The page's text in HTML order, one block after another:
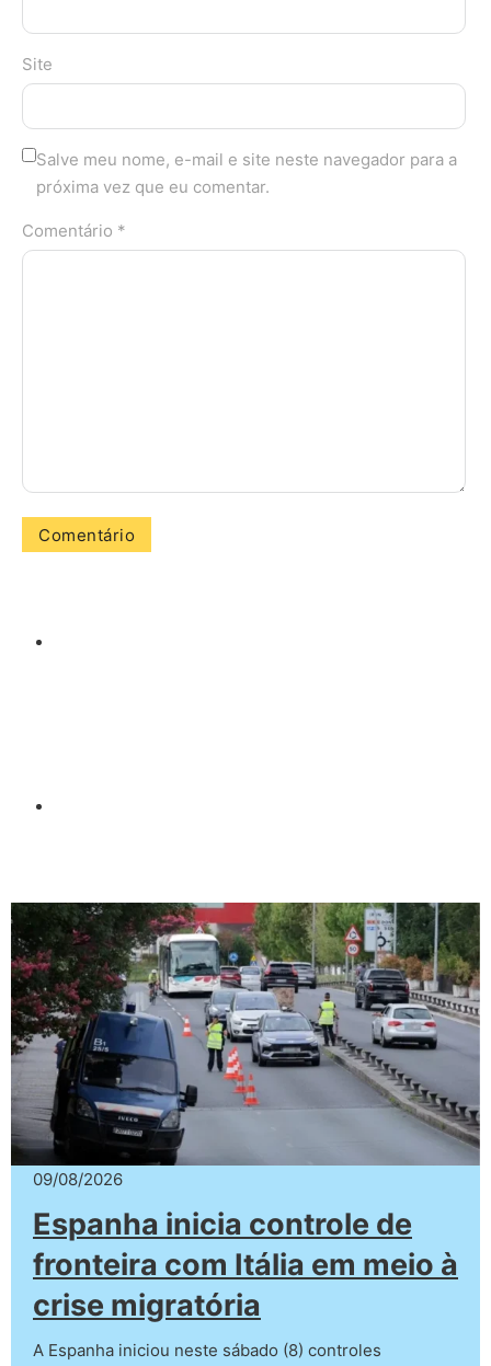
Site
Salve meu nome, e-mail e site neste navegador para a
próxima vez que eu comentar.
Comentário *
09/08/2026
Espanha inicia controle de
fronteira com Itália em meio à
crise migratória
A Espanha iniciou neste sábado (8) controles